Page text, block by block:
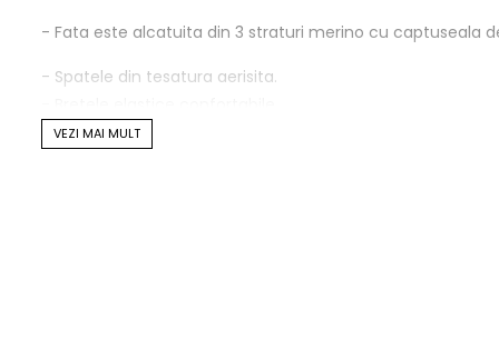
- Fata este alcatuita din 3
- Spatele din tesatura aerisita.
- Elastic clasic Mons Royale sub bust.
VEZI MAI MULT